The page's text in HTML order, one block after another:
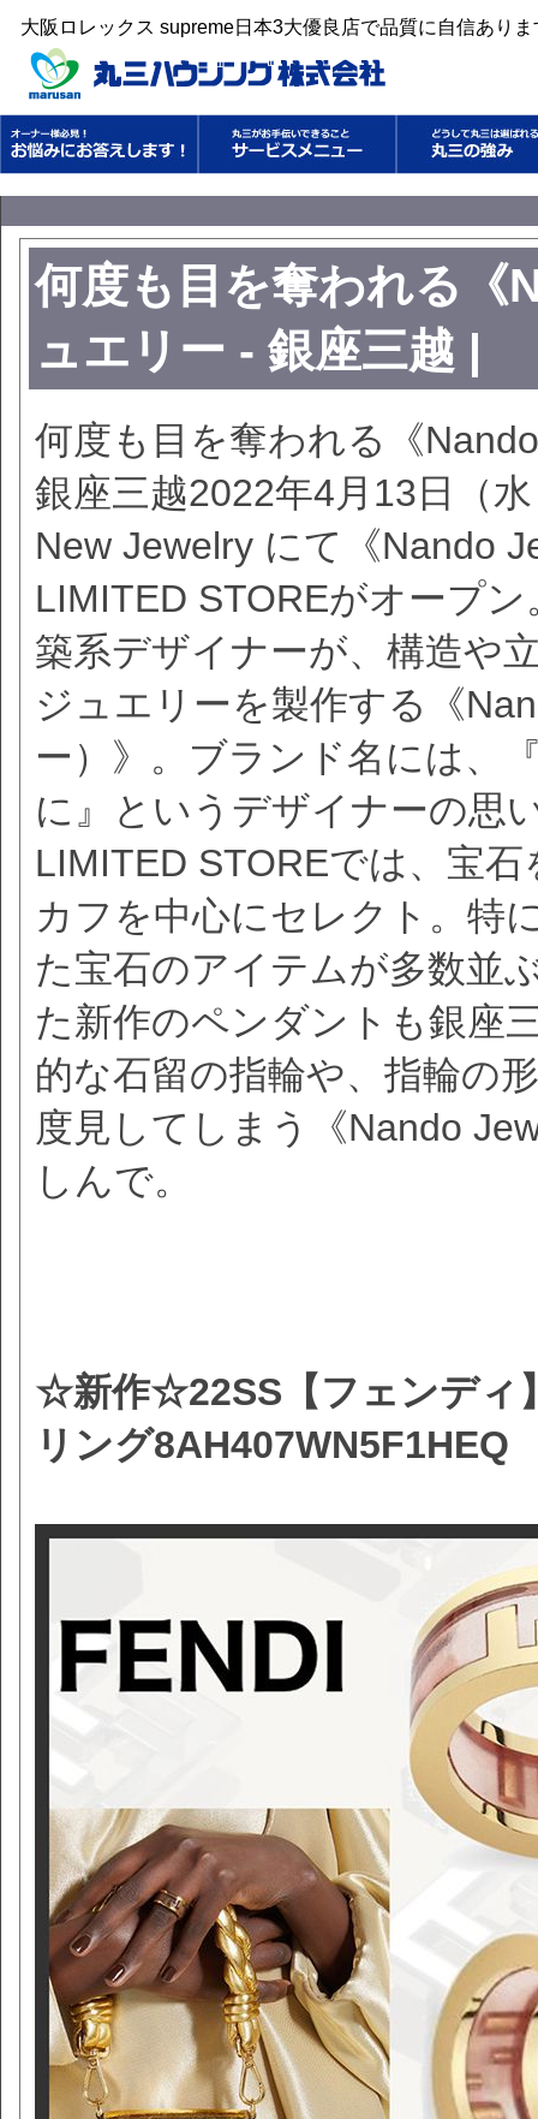
大阪ロレックス supreme日本3大優良店で品質に自信ありま
何度も目を奪われる
ュエリー - 銀座三越 |
何度も目を奪われる《
銀座三越2022年4月13日（
New Jewelry にて《Nando
LIMITED STOREがオープン
築系デザイナーが、構造や
ジュエリーを製作する《
ー）》。ブランド名には、
に』というデザイナーの思
LIMITED STOREでは、宝
カフを中心にセレクト。特
た宝石のアイテムが多数並
た新作のペンダントも銀座
的な石留の指輪や、指輪の
度見してしまう《Nando
しんで。
☆新作☆22SS【フェンディ
リング8AH407WN5F1HEQ